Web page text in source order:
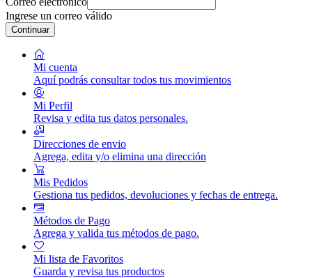
Ingrese un correo válido
Continuar
Mi cuenta
Aquí podrás consultar todos tus movimientos
Mi Perfil
Revisa y edita tus datos personales.
Direcciones de envio
Agrega, edita y/o elimina una dirección
Mis Pedidos
Gestiona tus pedidos, devoluciones y fechas de entrega.
Métodos de Pago
Agrega y valida tus métodos de pago.
Mi lista de Favoritos
Guarda y revisa tus productos